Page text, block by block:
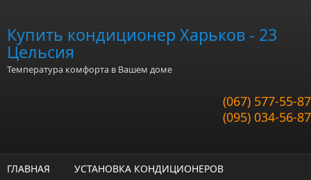
Купить кондиционер Харьков - 23
Цельсия
Температура комфорта в Вашем доме
(067) 577-55-87
(095) 034-56-87
ГЛАВНАЯ УСТАНОВКА КОНДИЦИОНЕРОВ